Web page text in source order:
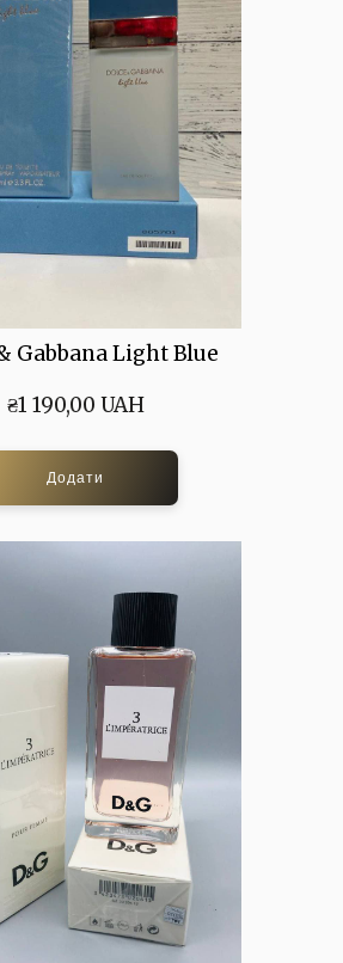
Gabbana Light Blue
₴1 190,00 UAH
Додати